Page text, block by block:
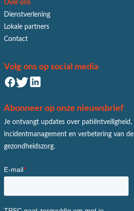
Over ons
Dienstverlening
Lokale partners
Contact
Volg ons op social media
Abonneer op onze nieuwsbrief
Je ontvangt updates over patiëntveiligheid,
incidentmanagement en verbetering van de
gezondheidszorg.